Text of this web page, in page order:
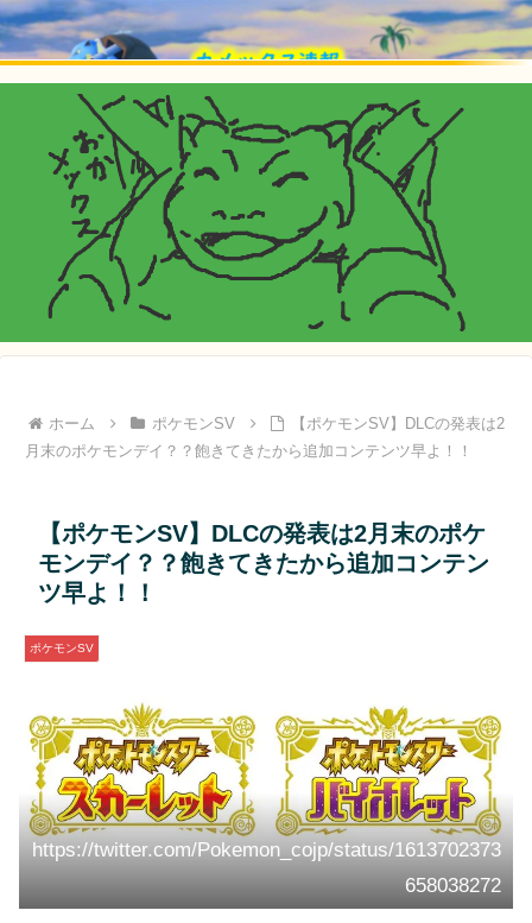
ホーム ポケモンSV
【ポケモンSV】DLCの発表は2
月末のポケモンデイ？？飽きてきたから追加コンテンツ早よ！！
【ポケモンSV】DLCの発表は2月末のポケ
モンデイ？？飽きてきたから追加コンテン
ツ早よ！！
ポケモンSV
https://twitter.com/Pokemon_cojp/status/1613702373
658038272